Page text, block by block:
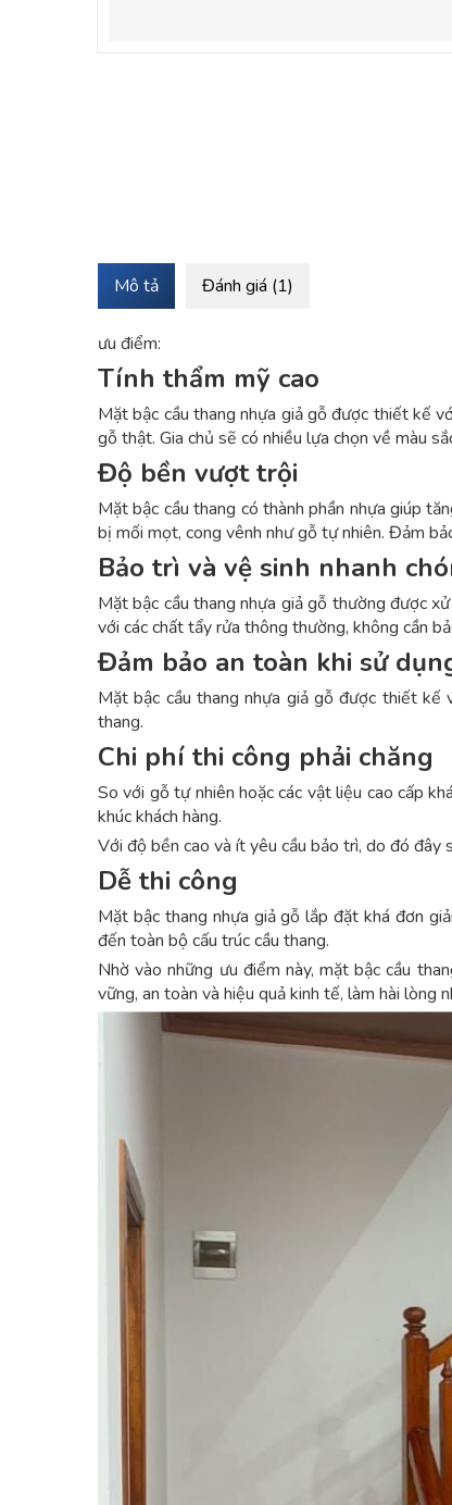
Mô tả Đánh giá (1)
ưu điểm:
Tính thẩm mỹ cao
Mặt bậc cầu thang nhựa giả gỗ được thiết kế
gỗ thật. Gia chủ sẽ có nhiều lựa chọn về màu
Độ bền vượt trội
Mặt bậc cầu thang có thành phần nhựa giúp
bị mối mọt, cong vênh như gỗ tự nhiên. Đảm
Bảo trì và vệ sinh nhanh
Mặt bậc cầu thang nhựa giả gỗ thường được
với các chất tẩy rửa thông thường, không cần
Đảm bảo an toàn khi sử
Mặt bậc cầu thang nhựa giả gỗ được thiết
thang.
Chi phí thi công phải chăng
So với gỗ tự nhiên hoặc các vật liệu cao cấp
khúc khách hàng.
Với độ bền cao và ít yêu cầu bảo trì, do đó đây
Dễ thi công
Mặt bậc thang nhựa giả gỗ lắp đặt khá đơn
đến toàn bộ cấu trúc cầu thang.
Nhờ vào những ưu điểm này, mặt bậc cầu
vững, an toàn và hiệu quả kinh tế, làm hài lòng